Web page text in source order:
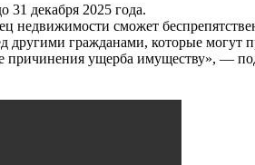
декабря 2025 года.
недвижимости сможет
другими гражданами, которые
причинения ущерба имуществу», —